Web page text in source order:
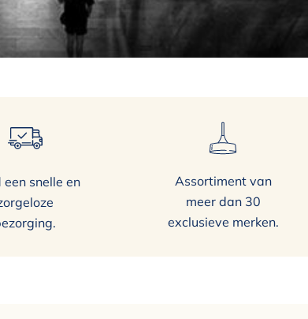
snelle en
Assortiment van
meer dan 30
exclusieve merken.